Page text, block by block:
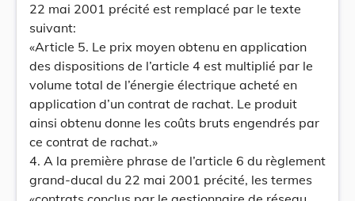
22 mai 2001 précité est remplacé par le texte
suivant:
«Article 5. Le prix moyen obtenu en application
des dispositions de l’article 4 est multiplié par le
volume total de l’énergie électrique acheté en
application d’un contrat de rachat. Le produit
ainsi obtenu donne les coûts bruts engendrés par
ce contrat de rachat.»
4. A la première phrase de l’article 6 du règlement
grand-ducal du 22 mai 2001 précité, les termes